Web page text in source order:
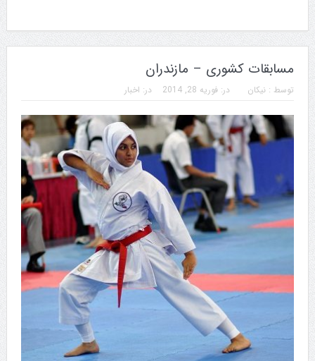
مسابقات کشوری – مازندران
توسط : نیکان در: فوریه 28, 2014 در: اخبار